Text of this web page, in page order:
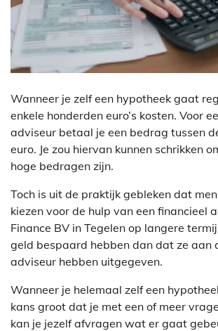
Wanneer je zelf een hypotheek gaat
enkele honderden euro’s kosten. Voor
adviseur betaal je een bedrag tussen
euro. Je zou hiervan kunnen schrikken
hoge bedragen zijn.
Toch is uit de praktijk gebleken dat
kiezen voor de hulp van een financieel
Finance BV in Tegelen op langere
geld bespaard hebben dan dat ze aan
adviseur hebben uitgegeven.
Wanneer je helemaal zelf een
kans groot dat je met een of meer
kan je jezelf afvragen wat er gaat